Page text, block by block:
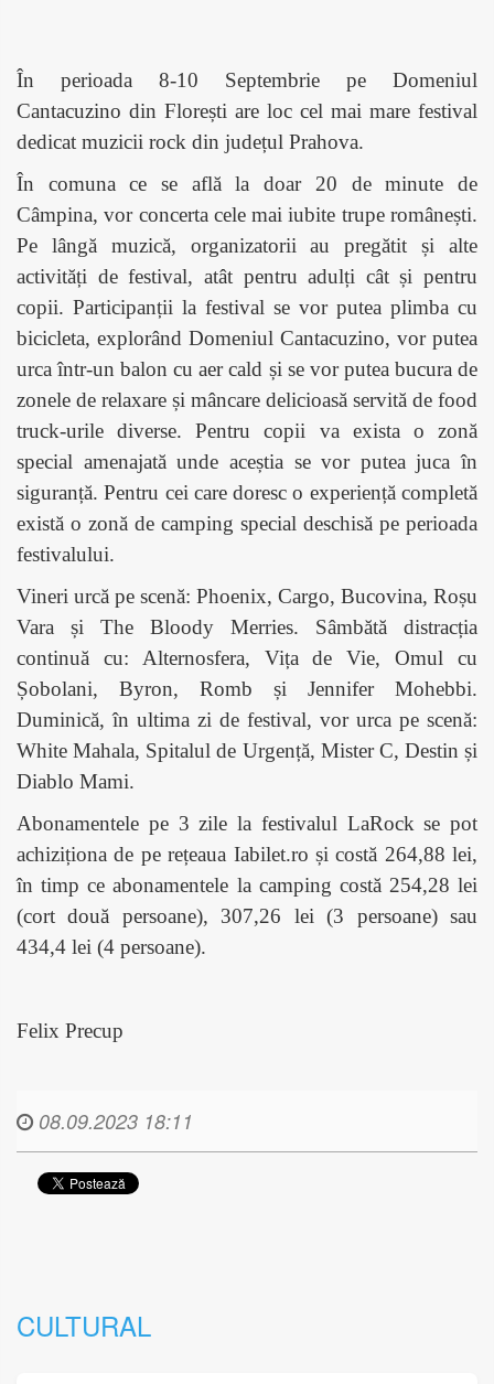
În perioada 8-10 Septembrie pe Domeniul
Cantacuzino din Florești are loc cel mai mare festival
dedicat muzicii rock din județul Prahova.
În comuna ce se află la doar 20 de minute de
Câmpina, vor concerta cele mai iubite trupe românești.
Pe lângă muzică, organizatorii au pregătit și alte
activități de festival, atât pentru adulți cât și pentru
copii. Participanții la festival se vor putea plimba cu
bicicleta, explorând Domeniul Cantacuzino, vor putea
urca într-un balon cu aer cald și se vor putea bucura de
zonele de relaxare și mâncare delicioasă servită de food
truck-urile diverse. Pentru copii va exista o zonă
special amenajată unde aceștia se vor putea juca în
siguranță. Pentru cei care doresc o experiență completă
există o zonă de camping special deschisă pe perioada
festivalului.
Vineri urcă pe scenă: Phoenix, Cargo, Bucovina, Roșu
Vara și The Bloody Merries. Sâmbătă distracția
continuă cu: Alternosfera, Vița de Vie, Omul cu
Șobolani, Byron, Romb și Jennifer Mohebbi.
Duminică, în ultima zi de festival, vor urca pe scenă:
White Mahala, Spitalul de Urgență, Mister C, Destin și
Diablo Mami.
Abonamentele pe 3 zile la festivalul LaRock se pot
achiziționa de pe rețeaua Iabilet.ro și costă 264,88 lei,
în timp ce abonamentele la camping costă 254,28 lei
(cort două persoane), 307,26 lei (3 persoane) sau
434,4 lei (4 persoane).
Felix Precup
08.09.2023 18:11
CULTURAL